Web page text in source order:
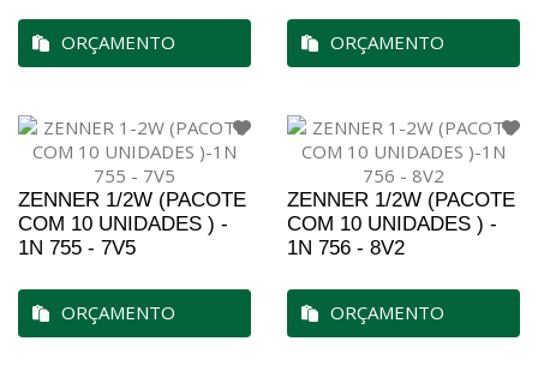
ORÇAMENTO ORÇAMENTO
ZENNER 1/2W (PACOTE
COM 10 UNIDADES ) -
1N 755 - 7V5
ORÇAMENTO
ZENNER 1/2W (PACOTE
COM 10 UNIDADES ) -
1N 756 - 8V2
ORÇAMENTO